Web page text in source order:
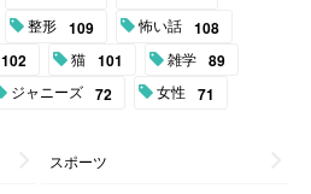
整形 109 怖い話 108
102 猫 101 雑学 89
ジャニーズ 72 女性 71
スポーツ